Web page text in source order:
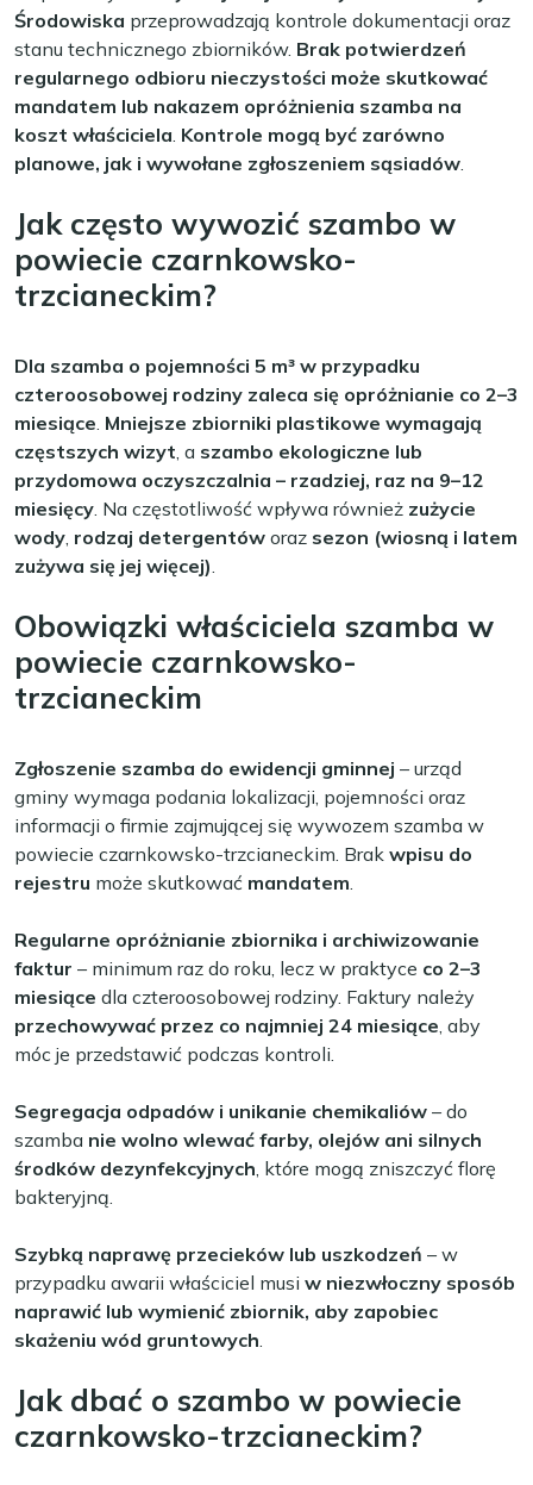
Środowiska przeprowadzają kontrole dokumentacji oraz
stanu technicznego zbiorników. Brak potwierdzeń
regularnego odbioru nieczystości może skutkować
mandatem lub nakazem opróżnienia szamba na
koszt właściciela. Kontrole mogą być zarówno
planowe, jak i wywołane zgłoszeniem sąsiadów.
Jak często wywozić szambo w
powiecie czarnkowsko-
trzcianeckim?
Dla szamba o pojemności 5 m³ w przypadku
czteroosobowej rodziny zaleca się opróżnianie co 2–3
miesiące. Mniejsze zbiorniki plastikowe wymagają
częstszych wizyt, a szambo ekologiczne lub
przydomowa oczyszczalnia – rzadziej, raz na 9–12
miesięcy. Na częstotliwość wpływa również zużycie
wody, rodzaj detergentów oraz sezon (wiosną i latem
zużywa się jej więcej).
Obowiązki właściciela szamba w
powiecie czarnkowsko-
trzcianeckim
Zgłoszenie szamba do ewidencji gminnej – urząd
gminy wymaga podania lokalizacji, pojemności oraz
informacji o firmie zajmującej się wywozem szamba w
powiecie czarnkowsko-trzcianeckim. Brak wpisu do
rejestru może skutkować mandatem.
Regularne opróżnianie zbiornika i archiwizowanie
faktur – minimum raz do roku, lecz w praktyce co 2–3
miesiące dla czteroosobowej rodziny. Faktury należy
przechowywać przez co najmniej 24 miesiące, aby
móc je przedstawić podczas kontroli.
Segregacja odpadów i unikanie chemikaliów – do
szamba nie wolno wlewać farby, olejów ani silnych
środków dezynfekcyjnych, które mogą zniszczyć florę
bakteryjną.
Szybką naprawę przecieków lub uszkodzeń – w
przypadku awarii właściciel musi w niezwłoczny sposób
naprawić lub wymienić zbiornik, aby zapobiec
skażeniu wód gruntowych.
Jak dbać o szambo w powiecie
czarnkowsko-trzcianeckim?